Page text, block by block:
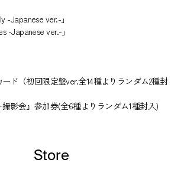
-Japanese ver.-」
-Japanese ver.-」
ド（初回限定盤ver.全14種よりランダム2種封
撮影会』参加券(全6種よりランダム1種封入)
Store